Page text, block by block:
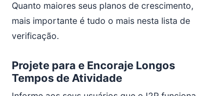
Quanto maiores seus planos de crescimento,
mais importante é tudo o mais nesta lista de
verificação.
Projete para e Encoraje Longos
Tempos de Atividade